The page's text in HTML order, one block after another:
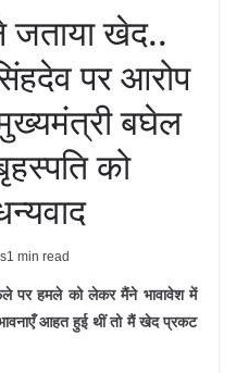
जताया खेद..
पर आरोप
बघेल
को
1 min read
पर हमले को लेकर मैंने भावावेश में
आहत हुई थीं तो मैं खेद प्रकट